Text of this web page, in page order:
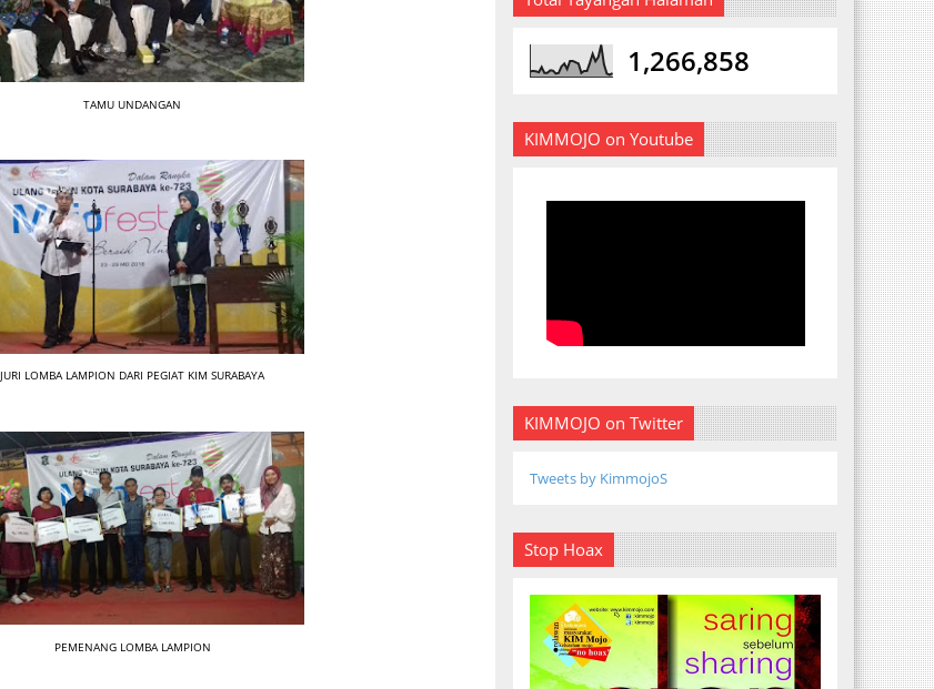
TAMU UNDANGAN
JURI LOMBA LAMPION DARI PEGIAT KIM SURABAYA
PEMENANG LOMBA LAMPION
1,266,858
KIMMOJO on Youtube
KIMMOJO on Twitter
Tweets by KimmojoS
Stop Hoax